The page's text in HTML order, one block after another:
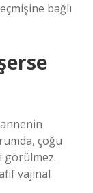
bağlı
çoğu
görülmez.
vajinal